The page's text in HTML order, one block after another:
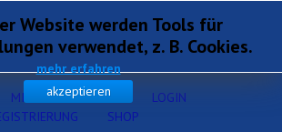
MITGLIEDERSERVICE
LOGIN
SHOP
Website werden Tools für
verwendet, z. B. Cookies.
mehr erfahren
akzeptieren